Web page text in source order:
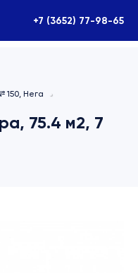
+7 (3652) 77-98-65
150, Нега
75.4 м2, 7